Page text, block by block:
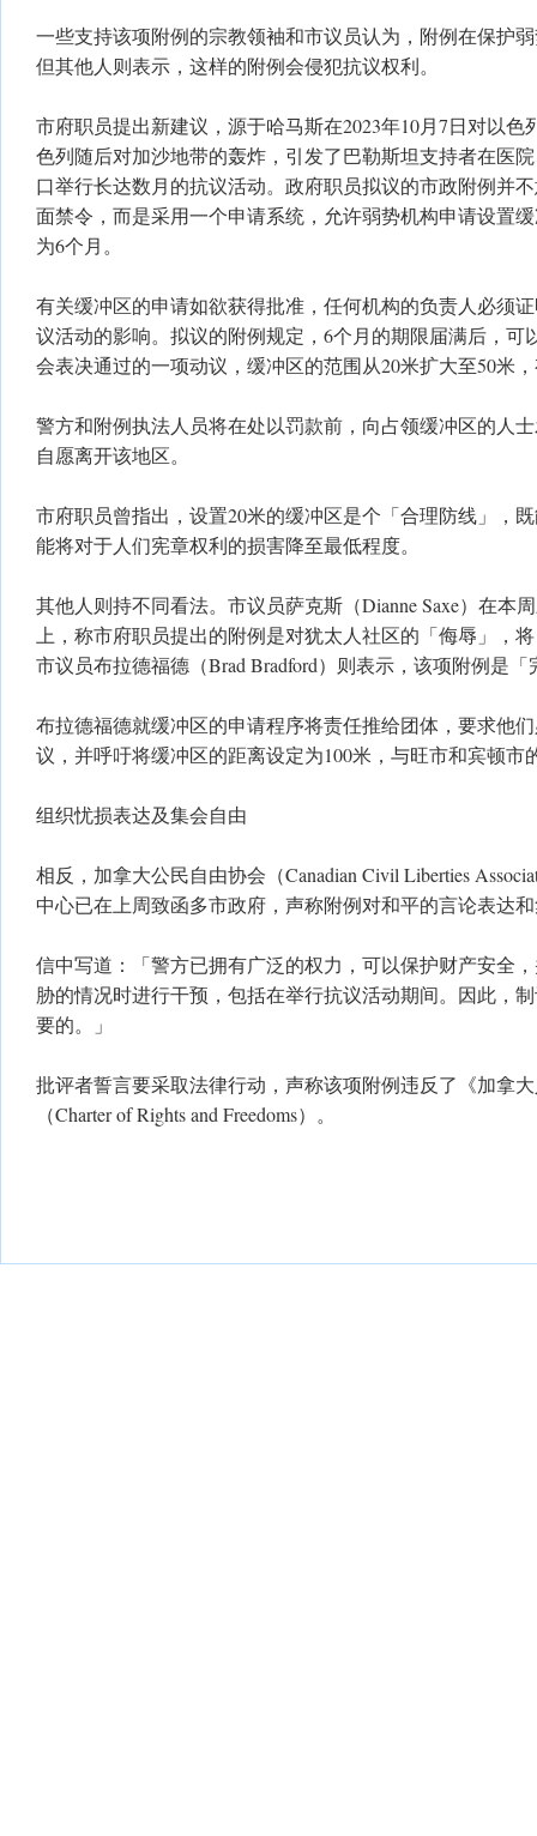
一些支持该项附例的宗教领袖和市议员认为，附例在保护
但其他人则表示，这样的附例会侵犯抗议权利。
市府职员提出新建议，源于哈马斯在2023年10月7日对以色
色列随后对加沙地带的轰炸，引发了巴勒斯坦支持者在医
口举行长达数月的抗议活动。政府职员拟议的市政附例并
面禁令，而是采用一个申请系统，允许弱势机构申请设置
为6个月。
有关缓冲区的申请如欲获得批准，任何机构的负责人必须
议活动的影响。拟议的附例规定，6个月的期限届满后，可
会表决通过的一项动议，缓冲区的范围从20米扩大至50米
警方和附例执法人员将在处以罚款前，向占领缓冲区的人
自愿离开该地区。
市府职员曾指出，设置20米的缓冲区是个「合理防线」，
能将对于人们宪章权利的损害降至最低程度。
其他人则持不同看法。市议员萨克斯（Dianne Saxe）在本
上，称市府职员提出的附例是对犹太人社区的「侮辱」，
市议员布拉德福德（Brad Bradford）则表示，该项附例是
布拉德福德就缓冲区的申请程序将责任推给团体，要求他
议，并呼吁将缓冲区的距离设定为100米，与旺市和宾顿市
组织忧损表达及集会自由
相反，加拿大公民自由协会（Canadian Civil Liberties
中心已在上周致函多市政府，声称附例对和平的言论表达
信中写道：「警方已拥有广泛的权力，可以保护财产安全
胁的情况时进行干预，包括在举行抗议活动期间。因此，
要的。」
批评者誓言要采取法律行动，声称该项附例违反了《加拿
（Charter of Rights and Freedoms）。